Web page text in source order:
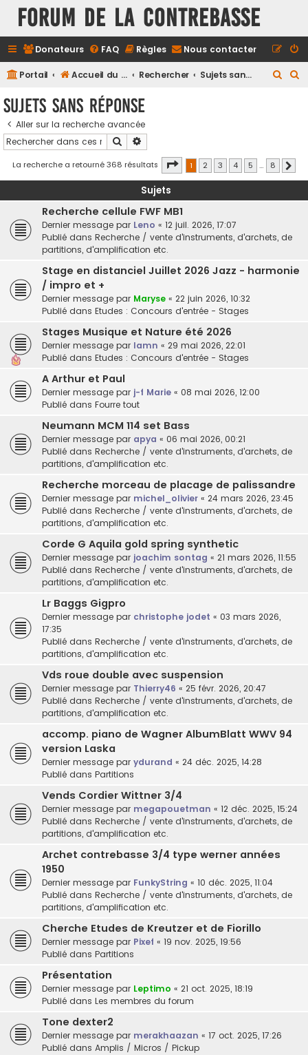
FORUM DE LA CONTREBASSE
Donateurs FAQ Règles Nous contacter
Portail Accueil du forum Rechercher Sujets sans réponse
c
h
r
c
h
r
Sujets sans réponse
Aller sur la recherche avancée
Rechercher
La recherche a retourné 368 résultats Page 1sur8
1 2 3 4 5 … 8
Sujets
Recherche cellule FWF MB1
Dernier message par Leno « 12 juil. 2026, 17:07
Publié dans Recherche / vente d'instruments, d'archets, de
partitions, d'amplification etc.
Stage en distanciel Juillet 2026 Jazz - harmonie
/ impro et +
Dernier message par Maryse « 22 juin 2026, 10:32
Publié dans Etudes : Concours d'entrée - Stages
Stages Musique et Nature été 2026
Dernier message par lamn « 29 mai 2026, 22:01
Publié dans Etudes : Concours d'entrée - Stages
A Arthur et Paul
Dernier message par j-f Marie « 08 mai 2026, 12:00
Publié dans Fourre tout
Neumann MCM 114 set Bass
Dernier message par apya « 06 mai 2026, 00:21
Publié dans Recherche / vente d'instruments, d'archets, de
partitions, d'amplification etc.
Recherche morceau de placage de palissandre
Dernier message par michel_olivier « 24 mars 2026, 23:45
Publié dans Recherche / vente d'instruments, d'archets, de
partitions, d'amplification etc.
Corde G Aquila gold spring synthetic
Dernier message par joachim sontag « 21 mars 2026, 11:55
Publié dans Recherche / vente d'instruments, d'archets, de
partitions, d'amplification etc.
Lr Baggs Gigpro
Dernier message par christophe jodet « 03 mars 2026,
17:35
Publié dans Recherche / vente d'instruments, d'archets, de
partitions, d'amplification etc.
Vds roue double avec suspension
Dernier message par Thierry46 « 25 févr. 2026, 20:47
Publié dans Recherche / vente d'instruments, d'archets, de
partitions, d'amplification etc.
accomp. piano de Wagner AlbumBlatt WWV 94
version Laska
Dernier message par ydurand « 24 déc. 2025, 14:28
Publié dans Partitions
Vends Cordier Wittner 3/4
Dernier message par megapouetman « 12 déc. 2025, 15:24
Publié dans Recherche / vente d'instruments, d'archets, de
partitions, d'amplification etc.
Archet contrebasse 3/4 type werner années
1950
Dernier message par FunkyString « 10 déc. 2025, 11:04
Publié dans Recherche / vente d'instruments, d'archets, de
partitions, d'amplification etc.
Cherche Etudes de Kreutzer et de Fiorillo
Dernier message par Pixef « 19 nov. 2025, 19:56
Publié dans Partitions
Présentation
Dernier message par Leptimo « 21 oct. 2025, 18:19
Publié dans Les membres du forum
Tone dexter2
Dernier message par merakhaazan « 17 oct. 2025, 17:26
Publié dans Amplis / Micros / Pickup